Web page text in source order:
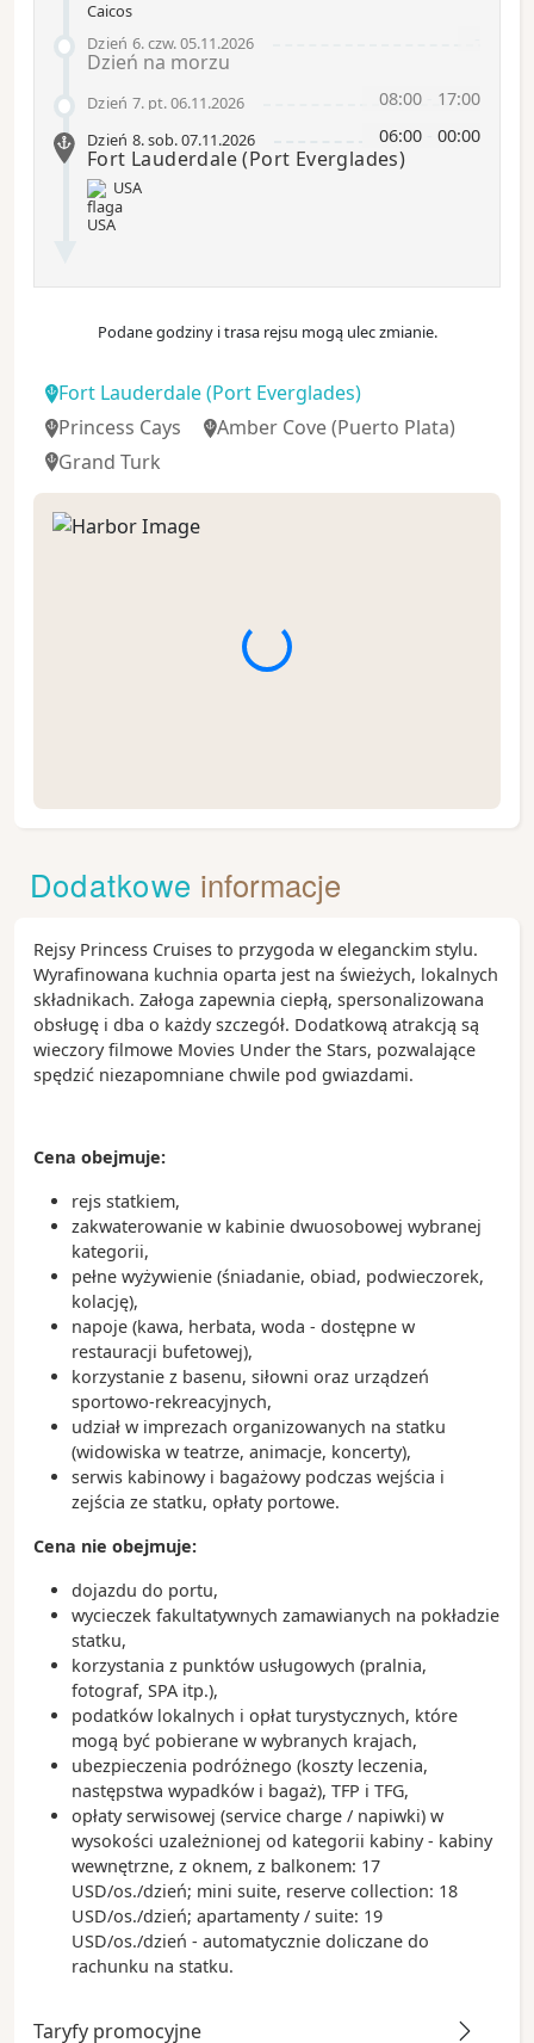
Dzień 6.czw.05.11.2026
Dzień na morzu
08:00 17:00
Dzień 7. pt.06.11.2026
06:00 00:00
Dzień 8.sob.07.11.2026
Fort Lauderdale(Port Everglades)
USA
Podane godziny i trasa rejsu mogą ulec zmianie.
Fort Lauderdale(Port Everglades)
Princess Cays
Amber Cove(Puerto Plata)
Grand Turk
Fort Lauderdale słynie z sieci malowniczych kanałów
„Wenecją Ameryki” dzięki licznym drogom wodnym
kanałach, odpocząć nad oceanem lub odwiedzić
pobliskie Miami i Park Narodowy Everglades.
Zobacz koniecznie:
Fort Lauderdale Beach – szeroka, piaszczysta
plaża z nadmorską promenadą i licznymi
restauracjami
Rejs po kanałach Fort Lauderdale – doskonały
sposób na podziwianie luksusowych rezydencji
Park Narodowy Everglades – wyjątkowy obszar
bagienny zamieszkiwany przez aligatory, manaty i
wiele gatunków ptaków
Ciekawostki:
Fort Lauderdale posiada ponad 480 kilometrów
śródlądowych dróg wodnych, dlatego często
nazywane jest „Wenecją Ameryki”
Port Everglades należy do największych i
najbardziej ruchliwych portów wycieczkowych na
świecie
Miasto jest jednym z najważniejszych ośrodków
żeglarskich i jachtowych w Stanach Zjednoczonych
Dodatkowe informacje
Rejsy Princess Cruises to przygoda w eleganckim stylu.
Wyrafinowana kuchnia oparta jest na świeżych, lokalnych
składnikach. Załoga zapewnia ciepłą, spersonalizowana
obsługę i dba o każdy szczegół. Dodatkową atrakcją są
wieczory filmowe Movies Under the Stars, pozwalające
spędzić niezapomniane chwile pod gwiazdami.
Cena obejmuje:
rejs statkiem,
zakwaterowanie w kabinie dwuosobowej wybranej
kategorii,
pełne wyżywienie (śniadanie, obiad, podwieczorek,
kolację),
napoje (kawa, herbata, woda - dostępne w
restauracji bufetowej),
korzystanie z basenu, siłowni oraz urządzeń
sportowo-rekreacyjnych,
udział w imprezach organizowanych na statku
(widowiska w teatrze, animacje, koncerty),
serwis kabinowy i bagażowy podczas wejścia i
zejścia ze statku, opłaty portowe.
Cena nie obejmuje:
dojazdu do portu,
wycieczek fakultatywnych zamawianych na pokładzie
statku,
korzystania z punktów usługowych (pralnia,
fotograf, SPA itp.),
podatków lokalnych i opłat turystycznych, które
mogą być pobierane w wybranych krajach,
ubezpieczenia podróżnego (koszty leczenia,
następstwa wypadków i bagaż), TFP i TFG,
opłaty serwisowej (service charge / napiwki) w
wysokości uzależnionej od kategorii kabiny - kabiny
wewnętrzne, z oknem, z balkonem: 17
USD/os./dzień; mini suite, reserve collection: 18
USD/os./dzień; apartamenty / suite: 19
USD/os./dzień - automatycznie doliczane do
rachunku na statku.
Taryfy promocyjne